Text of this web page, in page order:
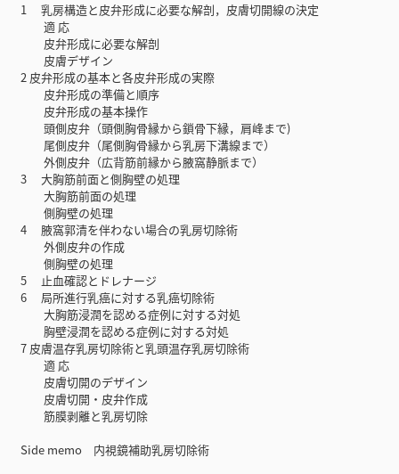
1 乳房構造と皮弁形成に必要な解剖，皮膚切開線の決定
適 応
皮弁形成に必要な解剖
皮膚デザイン
2 皮弁形成の基本と各皮弁形成の実際
皮弁形成の準備と順序
皮弁形成の基本操作
頭側皮弁（頭側胸骨縁から鎖骨下縁，肩峰まで)
尾側皮弁（尾側胸骨縁から乳房下溝線まで）
外側皮弁（広背筋前縁から腋窩静脈まで）
3 大胸筋前面と側胸壁の処理
大胸筋前面の処理
側胸壁の処理
4 腋窩郭清を伴わない場合の乳房切除術
外側皮弁の作成
側胸壁の処理
5 止血確認とドレナージ
6 局所進行乳癌に対する乳癌切除術
大胸筋浸潤を認める症例に対する対処
胸壁浸潤を認める症例に対する対処
7 皮膚温存乳房切除術と乳頭温存乳房切除術
適 応
皮膚切開のデザイン
皮膚切開・皮弁作成
筋膜剥離と乳房切除
Side memo 内視鏡補助乳房切除術